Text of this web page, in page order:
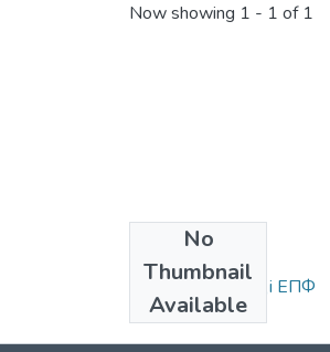
Now showing 1 - 1 of 1
No
Thumbnail
Available
Collections
Статті та доповіді ЕПФ